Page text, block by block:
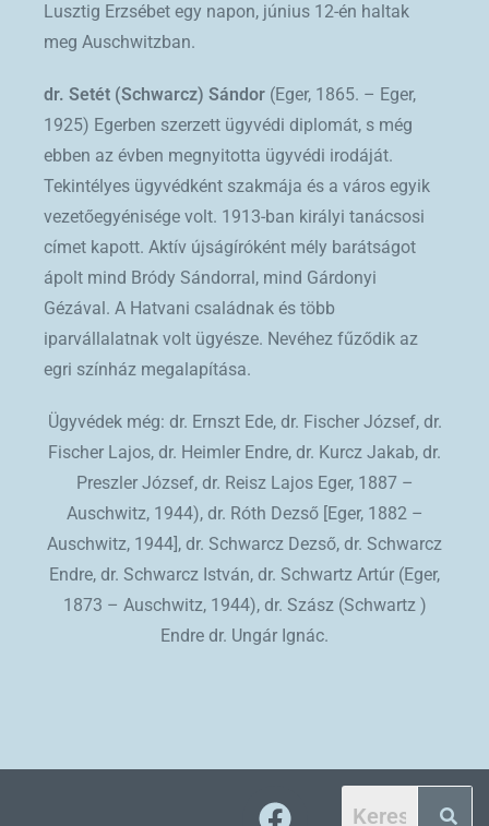
Lusztig Erzsébet egy napon, június 12-én haltak
meg Auschwitzban.
dr. Setét (Schwarcz) Sándor (Eger, 1865. – Eger,
1925) Egerben szerzett ügyvédi diplomát, s még
ebben az évben megnyitotta ügyvédi irodáját.
Tekintélyes ügyvédként szakmája és a város egyik
vezetőegyénisége volt. 1913-ban királyi tanácsosi
címet kapott. Aktív újságíróként mély barátságot
ápolt mind Bródy Sándorral, mind Gárdonyi
Gézával. A Hatvani családnak és több
iparvállalatnak volt ügyésze. Nevéhez fűződik az
egri színház megalapítása.
Ügyvédek még: dr. Ernszt Ede, dr. Fischer József, dr.
Fischer Lajos, dr. Heimler Endre, dr. Kurcz Jakab, dr.
Preszler József, dr. Reisz Lajos Eger, 1887 –
Auschwitz, 1944), dr. Róth Dezső [Eger, 1882 –
Auschwitz, 1944], dr. Schwarcz Dezső, dr. Schwarcz
Endre, dr. Schwarcz István, dr. Schwartz Artúr (Eger,
1873 – Auschwitz, 1944), dr. Szász (Schwartz )
Endre dr. Ungár Ignác.